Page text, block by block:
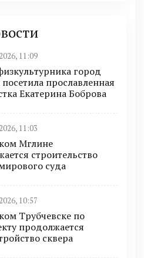
11:09
город
прославленная
Екатерина Боброва
11:03
Мглине
строительство
суда
10:57
Трубчевске по
продолжается
сквера